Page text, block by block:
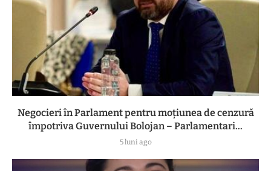
Negocieri în Parlament pentru moțiunea de cenzură
împotriva Guvernului Bolojan – Parlamentari...
5 luni ago